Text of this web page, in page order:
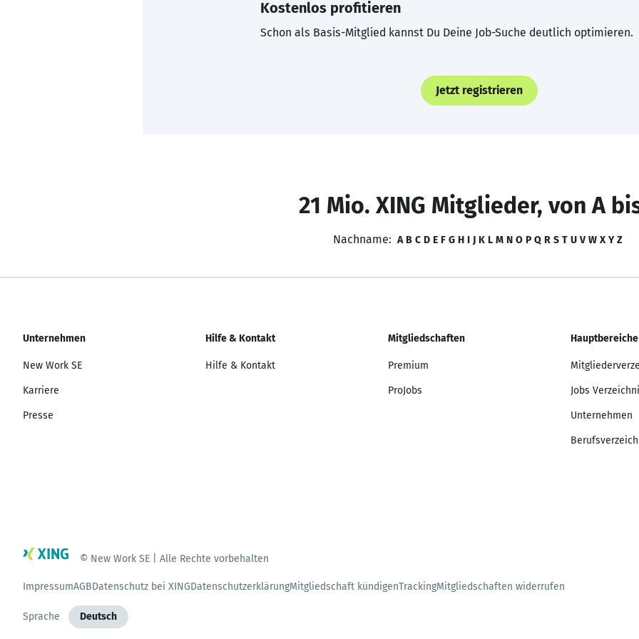
Kostenlos profitieren
Schon als Basis-Mitglied kannst Du Deine Job-Suche deutlich optimieren.
Jetzt registrieren
21 Mio. XING Mitglieder, von A
Nachname: A B C D E F G H I J K L M N O P Q R S T U V W X Y Z
Unternehmen
New Work SE
Karriere
Presse
Hilfe & Kontakt
Hilfe & Kontakt
Mitgliedschaften
Premium
ProJobs
Hauptbereiche
Jobs
Unternehmen
© New Work SE | Alle Rechte vorbehalten
ImpressumAGBDatenschutz bei XINGDatenschutzerklärungMitgliedschaft kündigenTrackingMitgliedschaften widerrufen
Sprache Deutsch